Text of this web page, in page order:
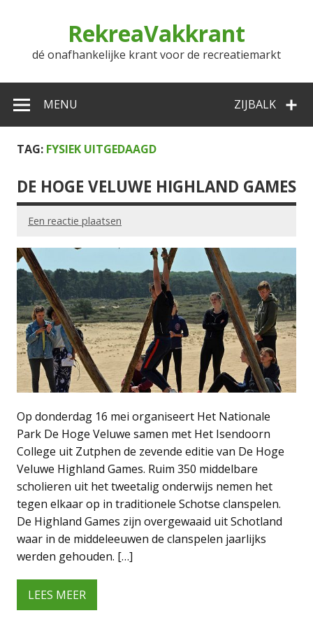
RekreaVakkrant
dé onafhankelijke krant voor de recreatiemarkt
ZIJBALK
MENU
TAG: FYSIEK UITGEDAAGD
DE HOGE VELUWE HIGHLAND GAMES
Een reactie plaatsen
Op donderdag 16 mei organiseert Het Nationale
Park De Hoge Veluwe samen met Het Isendoorn
College uit Zutphen de zevende editie van De Hoge
Veluwe Highland Games. Ruim 350 middelbare
scholieren uit het tweetalig onderwijs nemen het
tegen elkaar op in traditionele Schotse clanspelen.
De Highland Games zijn overgewaaid uit Schotland
waar in de middeleeuwen de clanspelen jaarlijks
werden gehouden. […]
LEES MEER